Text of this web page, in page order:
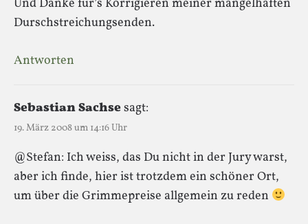
Und Danke für’s Korrigieren meiner mangelhaften
Durschstreichungsenden.
Antworten
Sebastian Sachsesagt:
19. März 2008 um 14:16 Uhr
@Stefan: Ich weiss, das Du nicht in der Jury warst,
aber ich finde, hier ist trotzdem ein schöner Ort,
um über die Grimmepreise allgemein zu reden